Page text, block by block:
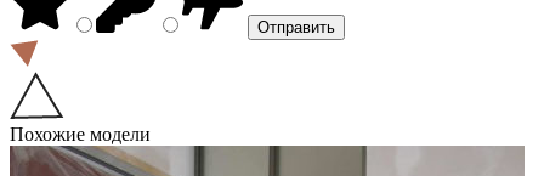
Похожие модели